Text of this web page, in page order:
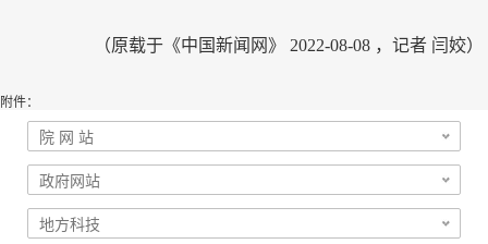
（原载于《中国新闻网》 2022-08-08 ，记者 闫姣）
附件：